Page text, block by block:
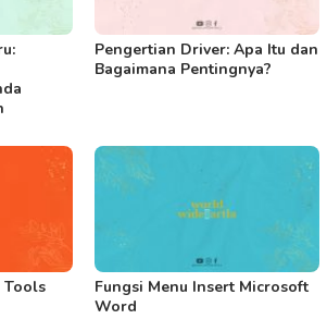
Pengertian Driver: Apa Itu dan
Bagaimana Pentingnya?
Tools
Fungsi Menu Insert Microsoft
Word